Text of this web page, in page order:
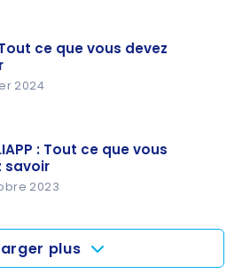
Tout ce que vous devez
2024
: Tout ce que vous
savoir
2023
plus